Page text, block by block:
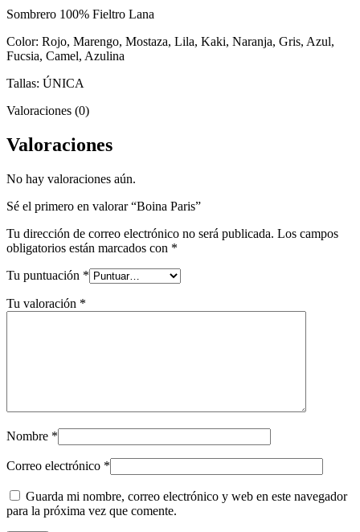
Sombrero 100% Fieltro Lana
Color: Rojo, Marengo, Mostaza, Lila, Kaki, Naranja, Gris, Azul,
Fucsia, Camel, Azulina
Tallas: ÚNICA
Valoraciones (0)
Valoraciones
No hay valoraciones aún.
Sé el primero en valorar “Boina Paris”
Tu dirección de correo electrónico no será publicada. Los campos
obligatorios están marcados con *
Tu puntuación *
Tu valoración *
Nombre *
Correo electrónico *
Guarda mi nombre, correo electrónico y web en este navegador
para la próxima vez que comente.